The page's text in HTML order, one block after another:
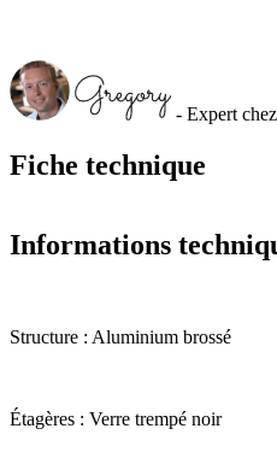
Fiche technique
Informations
Structure : Aluminium brossé
Étagères : Verre trempé noir
- Expert